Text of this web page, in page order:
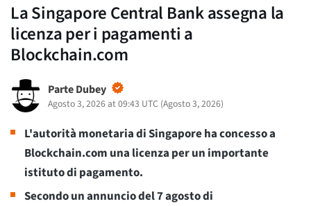
La Singapore Central Bank assegna la
licenza per i pagamenti a
Blockchain.com
Parte Dubey
Agosto 3, 2026 at 09:43 UTC (Agosto 3, 2026)
L'autorità monetaria di Singapore ha concesso a
Blockchain.com una licenza per un importante
istituto di pagamento.
Secondo un annuncio del 7 agosto di